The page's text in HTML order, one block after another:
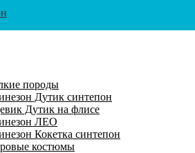
породы
Дутик синтепон
Дутик на флисе
ЛЕО
Кокетка синтепон
костюмы